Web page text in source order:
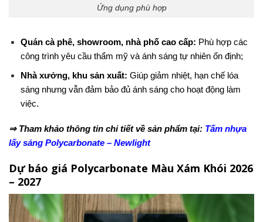
Ứng dụng phù hợp
Quán cà phê, showroom, nhà phố cao cấp: Phù hợp các
công trình yêu cầu thẩm mỹ và ánh sáng tự nhiên ổn định;
Nhà xưởng, khu sản xuất: Giúp giảm nhiệt, hạn chế lóa
sáng nhưng vẫn đảm bảo đủ ánh sáng cho hoạt động làm
việc.
⇒ Tham khảo thông tin chi tiết về sản phẩm tại: Tấm nhựa
lấy sáng Polycarbonate – Newlight
Dự báo giá Polycarbonate Màu Xám Khói 2026
– 2027